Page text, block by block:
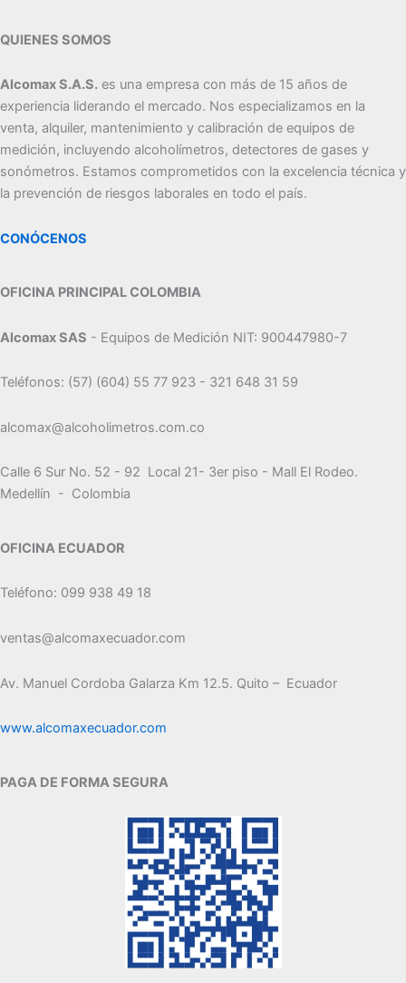
QUIENES SOMOS
Alcomax S.A.S. es una empresa con más de 15 años de
experiencia liderando el mercado. Nos especializamos en la
venta, alquiler, mantenimiento y calibración de equipos de
medición, incluyendo alcoholímetros, detectores de gases y
sonómetros. Estamos comprometidos con la excelencia técnica y
la prevención de riesgos laborales en todo el país.
CONÓCENOS
OFICINA PRINCIPAL COLOMBIA
Alcomax SAS - Equipos de Medición NIT: 900447980-7
Teléfonos: (57) (604) 55 77 923 - 321 648 31 59
alcomax@alcoholimetros.com.co
Calle 6 Sur No. 52 - 92 Local 21- 3er piso - Mall El Rodeo.
Medellín - Colombia
OFICINA ECUADOR
Teléfono: 099 938 49 18
ventas@alcomaxecuador.com
Av. Manuel Cordoba Galarza Km 12.5. Quito – Ecuador
www.alcomaxecuador.com
PAGA DE FORMA SEGURA